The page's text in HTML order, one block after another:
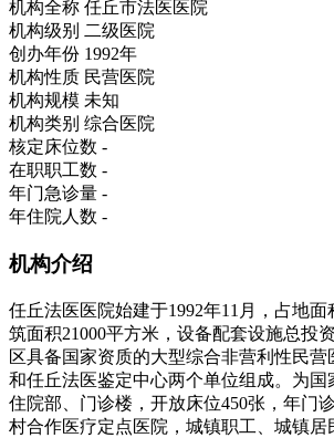
机构全称 任丘市法医医院
机构级别 二级医院
创办年份 1992年
机构性质 民营医院
机构规模 未知
机构类别 综合医院
核定床位数 -
在职职工数 -
年门急诊量 -
年住院人数 -
机构介绍
任丘法医医院始建于1992年11月，占地面
筑面积21000平方米，设备配套设施总投
区具备国家资质的大型综合非营利性民营
和任丘法医鉴定中心两个单位组成。为国
住院部、门诊楼，开放床位450张，年门
村合作医疗定点医院，城镇职工、城镇居